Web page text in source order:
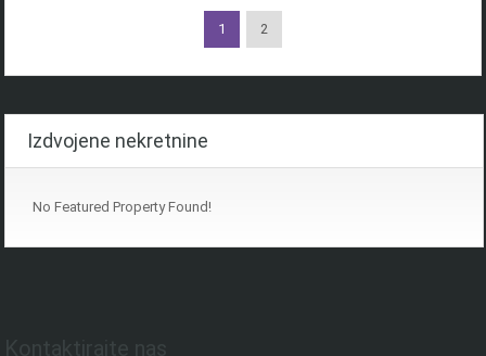
1 2
Izdvojene nekretnine
No Featured Property Found!